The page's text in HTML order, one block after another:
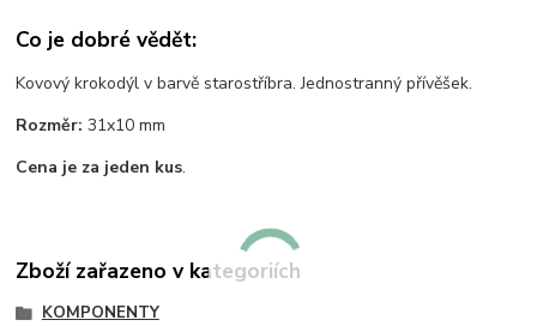
Co je dobré vědět:
Kovový krokodýl v barvě starostříbra. Jednostranný přívěšek.
Rozměr: 31x10 mm
Cena je za jeden kus.
Zboží zařazeno v kategoriích
KOMPONENTY